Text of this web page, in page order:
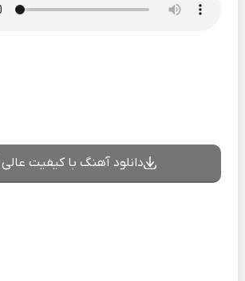
دانلود آهنگ با کیفیت عالی 320